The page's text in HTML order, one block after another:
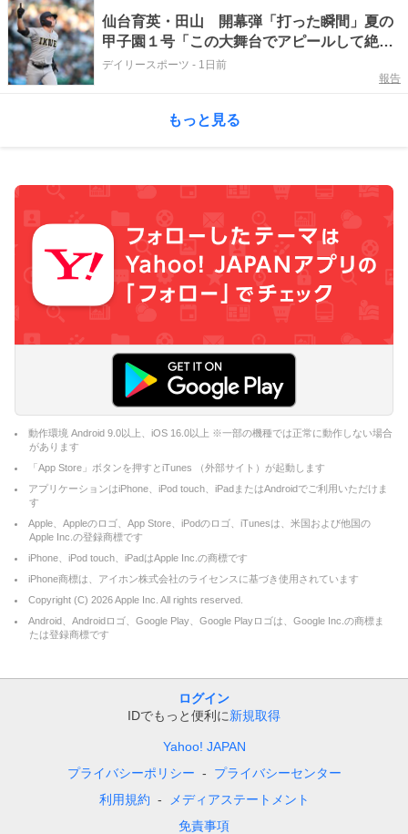
仙台育英・田山 開幕弾「打った瞬間」夏の
甲子園１号「この大舞台でアピールして絶対
にプロに行きたい」２回戦へ
デイリースポーツ - 1日前
報告
もっと見る
動作環境 Android 9.0以上、iOS 16.0以上 ※一部の機種では正常に動作しない場合
があります
「App Store」ボタンを押すとiTunes （外部サイト）が起動します
アプリケーションはiPhone、iPod touch、iPadまたはAndroidでご利用いただけま
す
Apple、Appleのロゴ、App Store、iPodのロゴ、iTunesは、米国および他国の
Apple Inc.の登録商標です
iPhone、iPod touch、iPadはApple Inc.の商標です
iPhone商標は、アイホン株式会社のライセンスに基づき使用されています
Copyright (C) 2026Apple Inc. All rights reserved.
Android、Androidロゴ、Google Play、Google Playロゴは、Google Inc.の商標ま
たは登録商標です
ログイン
IDでもっと便利に新規取得
Yahoo! JAPAN
プライバシーポリシー
プライバシーセンター
利用規約
メディアステートメント
免責事項